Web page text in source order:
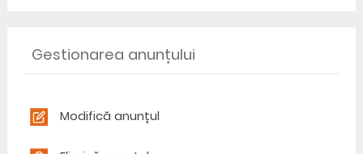
Gestionarea anunțului
Modifică anunțul